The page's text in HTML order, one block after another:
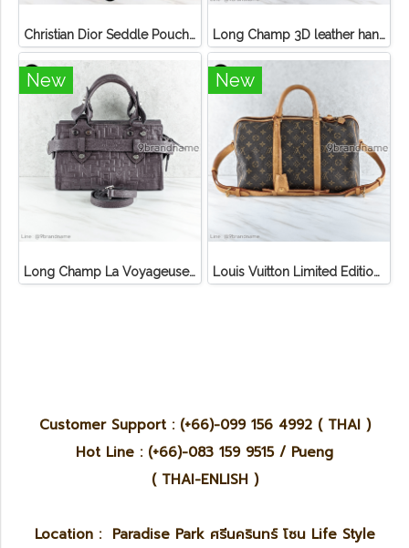
Christian Dior Seddle Pouch Accessory Hand Bag Long Champ 3D leather handbag
New
Long Champ La Voyageuse Bag Leather
New
Louis Vuitton Limited Edition Monogram Canvas Sofia Coppola SC Bag
Customer Support : (+66)-099 156 4992 ( THAI )
Hot Line : (+66)-083 159 9515 / Pueng
( THAI-ENLISH )
Location : Paradise Park ศรีนครินทร์ โซน Life Style